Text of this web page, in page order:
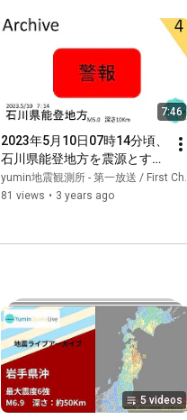
7:46
2023年5月10日07時14分頃、
石川県能登地方を震源とする
最大震度5弱を予測した最大
震度4を観測した地震【切り
間】
yumin地震観測所 - 第一放送 / First Ch.
81 views • 3 years ago
5 videos